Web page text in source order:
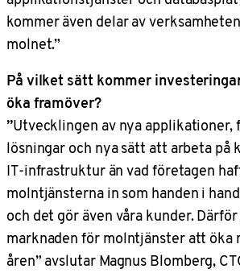
kommer även delar av
molnet.”
På vilket sätt kommer
öka framöver?
”Utvecklingen av nya applikationer,
lösningar och nya sätt att arbeta på
IT-infrastruktur än vad företagen
molntjänsterna in som handen i
och det gör även våra kunder.
marknaden för molntjänster att öka
åren” avslutar Magnus Blomberg,